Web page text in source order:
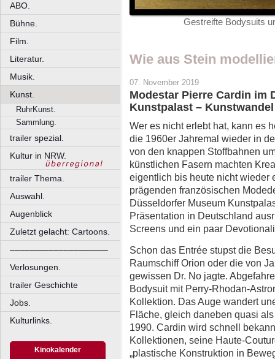
ABO.
Bühne.
Film.
Literatur.
Musik.
Kunst.
RuhrKunst.
Sammlung.
trailer spezial.
Kultur in NRW.
trailer Thema.
Auswahl.
Augenblick
Zuletzt gelacht: Cartoons.
––––––––––––––––––––
Verlosungen.
trailer Geschichte
Jobs.
Kulturlinks.
Kinokalender
Gestreifte Bodysuits
Wie aus Stein
07. November 2019
Modestar Pierre Cardin im
Kunstpalast – Kunstwandel
Wer es nicht erlebt hat, kann es
die 1960er Jahremal wieder in
von den knappen Stoffbahnen
künstlichen Fasern machten
eigentlich bis heute nicht wieder
prägenden französischen
Düsseldorfer Museum
Präsentation in Deutschland
Screens und ein paar
Schon das Entrée stupst die
Raumschiff Orion oder die von
gewissen Dr. No jagte.
Bodysuit mit Perry-Rhodan-
Kollektion. Das Auge wandert
Fläche, gleich daneben quasi
1990. Cardin wird schnell
Kollektionen, seine Haute-
„plastische Konstruktion in